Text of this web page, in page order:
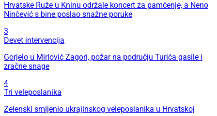
Hrvatske Ruže u Kninu održale koncert za pamćenje, a Neno
Ninčević s bine poslao snažne poruke
3
Devet intervencija
Gorjelo u Mirlović Zagori, požar na području Turića gasile i
zračne snage
4
Tri veleposlanika
Zelenski smijenio ukrajinskog veleposlanika u Hrvatskoj